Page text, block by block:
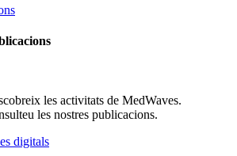
les activitats de MedWaves.
les nostres publicacions.
digitals